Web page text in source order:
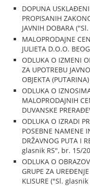
DOPUNA
PROPISANIH
JAVNIH DOBARA
MALOPRODAJNE
JULIETA D.O.O.
ODLUKA O IZMENI
ZA UPOTREBU
OBJEKTA
ODLUKA O
MALOPRODAJNIH
DUVANSKE
ODLUKA O IZRADI
POSEBNE NAMENE
DRŽAVNOG PUTA I
glasnik RS", br. 15/
ODLUKA O
GRUPE ZA
KLISURE ("Sl.